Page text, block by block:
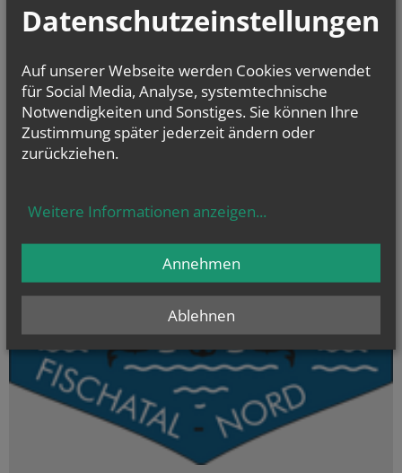
Evangelium
von heute
Mt 16, 24-28
Um welchen Preis kann ein Mensch sein Leben zurückkaufen?
Datenschutzeinstellungen
Auf unserer Webseite werden Cookies verwendet
für Social Media, Analyse, systemtechnische
Notwendigkeiten und Sonstiges. Sie können Ihre
Zustimmung später jederzeit ändern oder
zurückziehen.
Weitere Informationen anzeigen...
Ablehnen
Annehmen